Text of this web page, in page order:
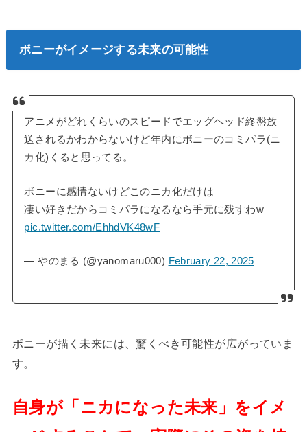
ボニーがイメージする未来の可能性
アニメがどれくらいのスピードでエッグヘッド終盤放
送されるかわからないけど年内にボニーのコミパラ(ニ
カ化)くると思ってる。
ボニーに感情ないけどこのニカ化だけは
凄い好きだからコミパラになるなら手元に残すわw
pic.twitter.com/EhhdVK48wF
— やのまる (@yanomaru000) February 22, 2025
ボニーが描く未来には、驚くべき可能性が広がっていま
す。
自身が「ニカになった未来」をイメ